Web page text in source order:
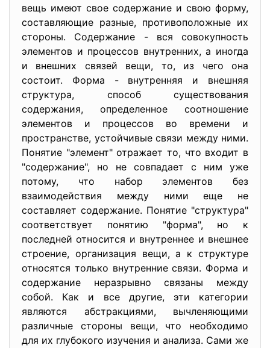
вещь имеют свое содержание и свою форму,
составляющие разные, противоположные их
стороны. Содержание - вся совокупность
элементов и процессов внутренних, а иногда
и внешних связей вещи, то, из чего она
состоит. Форма - внутренняя и внешняя
структура, способ существования
содержания, определенное соотношение
элементов и процессов во времени и
пространстве, устойчивые связи между ними.
Понятие "элемент" отражает то, что входит в
"содержание", но не совпадает с ним уже
потому, что набор элементов без
взаимодействия между ними еще не
составляет содержание. Понятие "структура"
соответствует понятию "форма", но к
последней относится и внутреннее и внешнее
строение, организация вещи, а к структуре
относятся только внутренние связи. Форма и
содержание неразрывно связаны между
собой. Как и все другие, эти категории
являются абстракциями, вычленяющими
различные стороны вещи, что необходимо
для их глубокого изучения и анализа. Сами же